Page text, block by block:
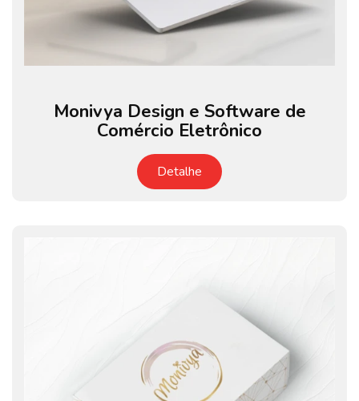
Monivya Design e Software de
Comércio Eletrônico
Detalhe